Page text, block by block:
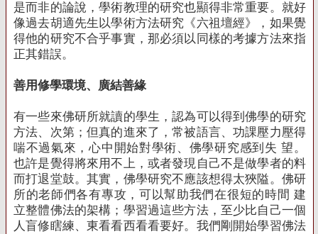
是而非的論說，學術教理的研究也顯得非常重要。就好
像過去胡適先生以學術方法研究《六祖壇經》，如果覺
得他的研究不合乎事實，那必須以同樣的考據方法來指
正其錯誤。
善用修學環境、廣結善緣
有一些來佛研所就讀的學生，認為可以得到佛學的研究
方法、次第；但真的進來了，常被語言、功課壓力壓得
喘不過氣來，心中開始對學術、佛學研究感到失 望。
也許是覺得將來用不上，或者發現自己不是做學者的料
而打退堂鼓。其實，佛學研究不應該想得太狹隘。佛研
所的老師們各有專攻，可以幫助我們在很短的時間 建
立整體佛法的架構；學習過這些方法，至少比自己一個
人盲修瞎練、東看看西看看要好。我們剛開始學習佛法